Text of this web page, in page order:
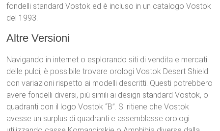
fondelli standard Vostok ed è incluso in un catalogo Vostok
del 1993.
Altre Versioni
Navigando in internet o esplorando siti di vendita e mercati
delle pulci, è possibile trovare orologi Vostok Desert Shield
con variazioni rispetto ai modelli descritti. Questi potrebbero
avere fondelli diversi, più simili ai design standard Vostok, o
quadranti con il logo Vostok “B”. Si ritiene che Vostok
avesse un surplus di quadranti e assemblasse orologi